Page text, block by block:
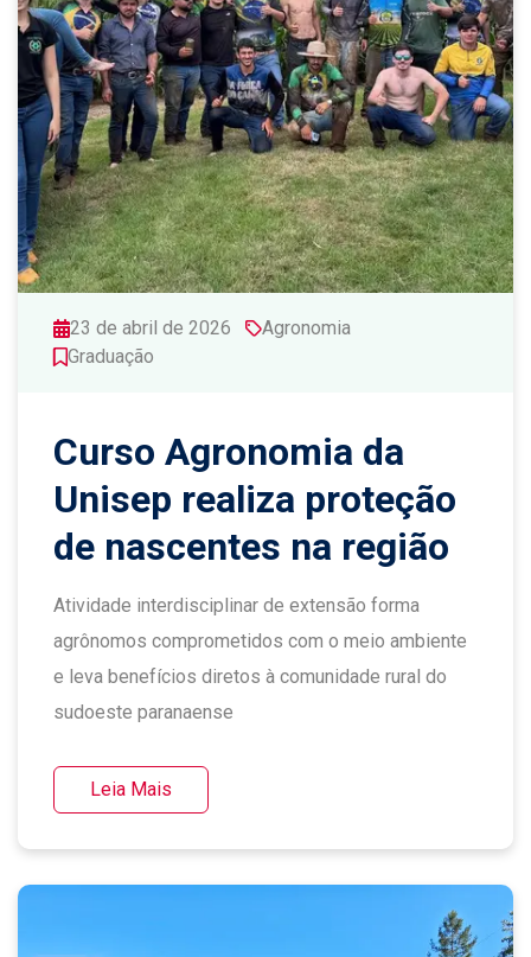
23 de abril de 2026
Agronomia
Graduação
Curso Agronomia da
Unisep realiza proteção
de nascentes na região
Atividade interdisciplinar de extensão forma
agrônomos comprometidos com o meio ambiente
e leva benefícios diretos à comunidade rural do
sudoeste paranaense
Leia Mais